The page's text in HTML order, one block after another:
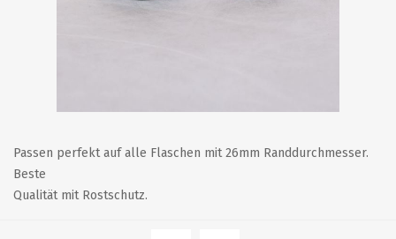
Passen perfekt auf alle Flaschen mit 26mm Randdurchmesser.
Beste
Qualität mit Rostschutz.